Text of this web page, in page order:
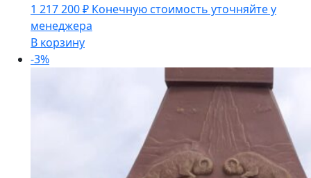
1 217 200₽ Конечную стоимость уточняйте у
менеджера
В корзину
-3%